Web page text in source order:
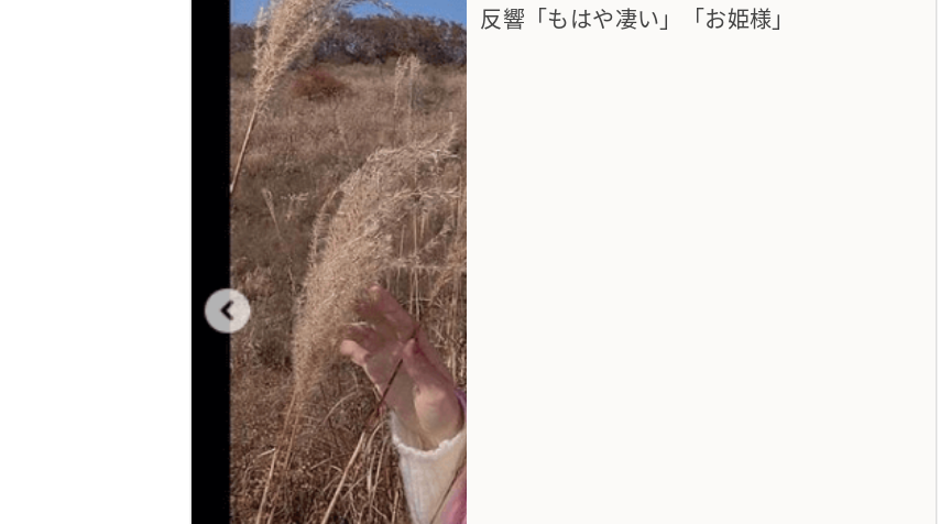
反響「もはや凄い」「お姫様」